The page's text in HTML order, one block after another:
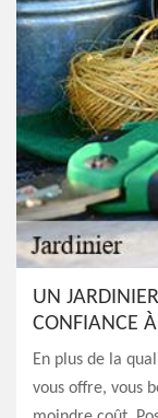
UN
CONFIANCE
En plus de la
vous offre, vous